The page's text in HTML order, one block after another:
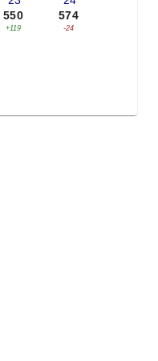
550
+119
574
-24